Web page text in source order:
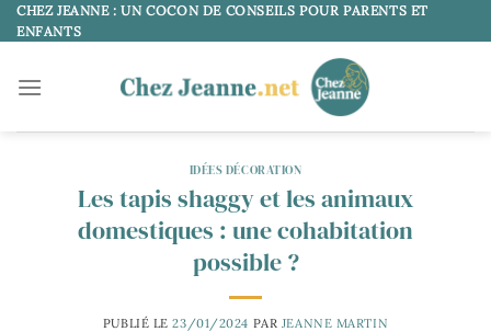
Passer
au
CHEZ JEANNE : UN COCON DE CONSEILS POUR PARENTS ET
ENFANTS
IDÉES DÉCORATION
Les tapis shaggy et les animaux
domestiques : une cohabitation
possible ?
PUBLIÉ LE23/01/2024 PAR JEANNE MARTIN